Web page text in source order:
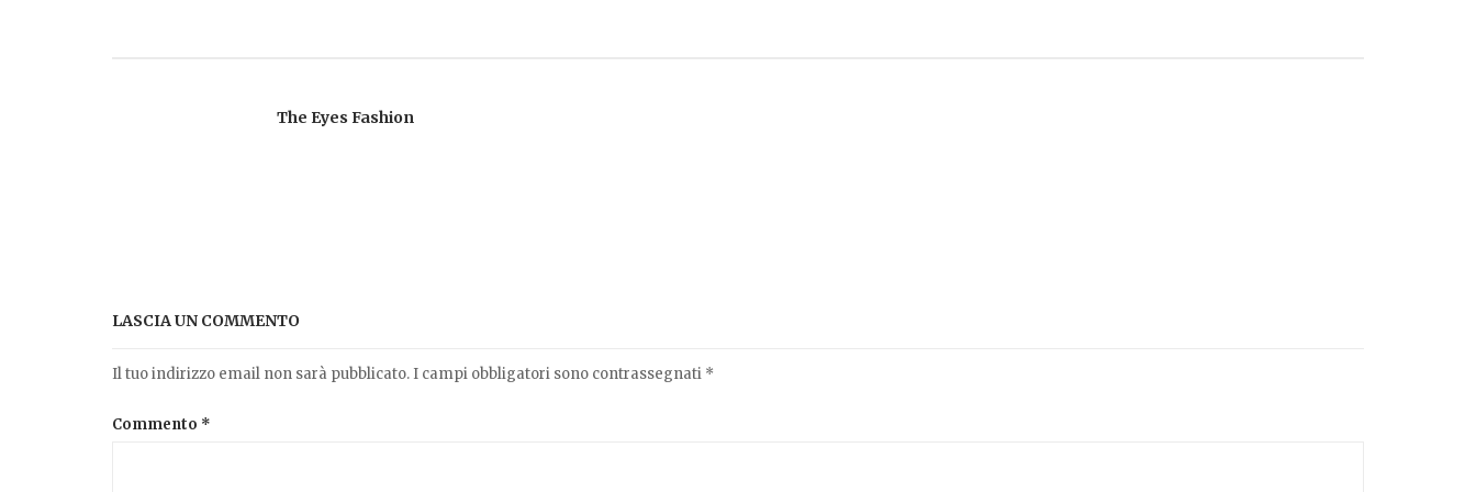
The Eyes Fashion
LASCIA UN COMMENTO
Il tuo indirizzo email non sarà pubblicato. I campi obbligatori sono contrassegnati *
Commento *